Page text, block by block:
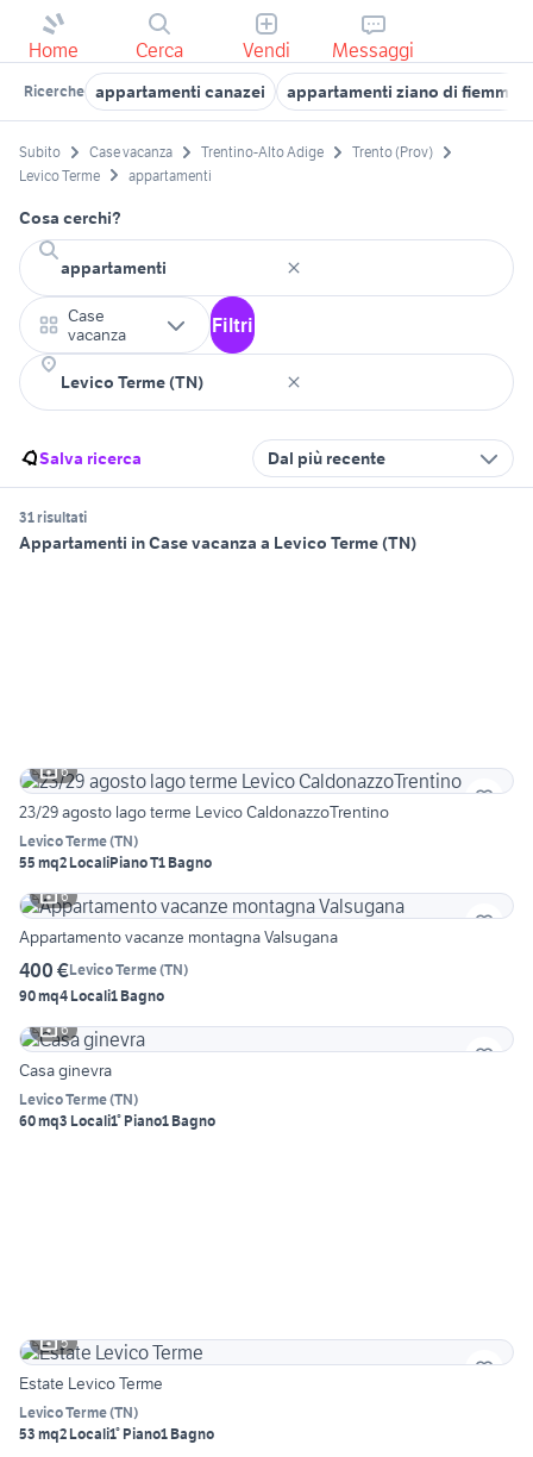
Home Cerca Vendi Messaggi
Ricerche appartamenti canazei appartamenti ziano di fiemme
Subito Case vacanza Trentino-Alto Adige
Trento (Prov)
Levico Terme
appartamenti
Cosa cerchi?
Case
vacanza
Filtri
Salva ricerca Dal più recente
31 risultati
Appartamenti in Case vacanza a Levico Terme (TN)
6
23/29 agosto lago terme Levico CaldonazzoTrentino
Levico Terme(TN)
55 mq2 LocaliPiano T1 Bagno
6
Appartamento vacanze montagna Valsugana
400 €Levico Terme(TN)
90 mq4 Locali1 Bagno
6
Casa ginevra
Levico Terme(TN)
60 mq3 Locali1° Piano1 Bagno
5
Estate Levico Terme
Levico Terme(TN)
53 mq2 Locali1° Piano1 Bagno